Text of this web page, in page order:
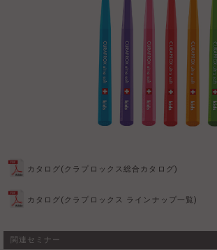
カタログ(クラプロックス総合カタログ)
カタログ(クラプロックス ラインナップ一覧)
関連セミナー